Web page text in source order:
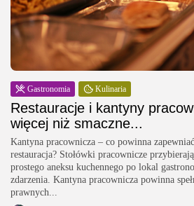
Gastronomia Kulinaria
Restauracje i kantyny
więcej niż smaczne...
Kantyna pracownicza – co powinna
restauracja? Stołówki pracownicze
prostego aneksu kuchennego po lokal
zdarzenia. Kantyna pracownicza powinna
prawnych...